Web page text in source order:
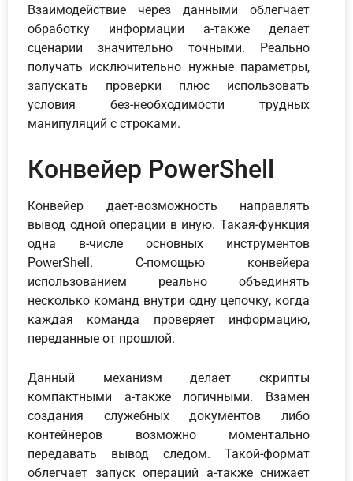
Взаимодействие через данными облегчает
обработку информации а-также делает
сценарии значительно точными. Реально
получать исключительно нужные параметры,
запускать проверки плюс использовать
условия без-необходимости трудных
манипуляций с строками.
Конвейер PowerShell
Конвейер дает-возможность направлять
вывод одной операции в иную. Такая-функция
одна в-числе основных инструментов
PowerShell. С-помощью конвейера
использованием реально объединять
несколько команд внутри одну цепочку, когда
каждая команда проверяет информацию,
переданные от прошлой.
Данный механизм делает скрипты
компактными а-также логичными. Взамен
создания служебных документов либо
контейнеров возможно моментально
передавать вывод следом. Такой-формат
облегчает запуск операций а-также снижает